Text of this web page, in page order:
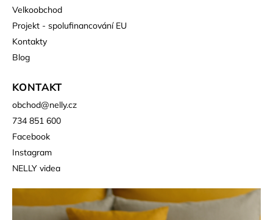
Velkoobchod
Projekt - spolufinancování EU
Kontakty
Blog
KONTAKT
obchod@nelly.cz
734 851 600
Facebook
Instagram
NELLY videa